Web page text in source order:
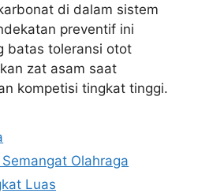
di dalam sistem
preventif ini
batas toleransi otot
zat asam saat
kompetisi tingkat tinggi.
Olahraga
Luas